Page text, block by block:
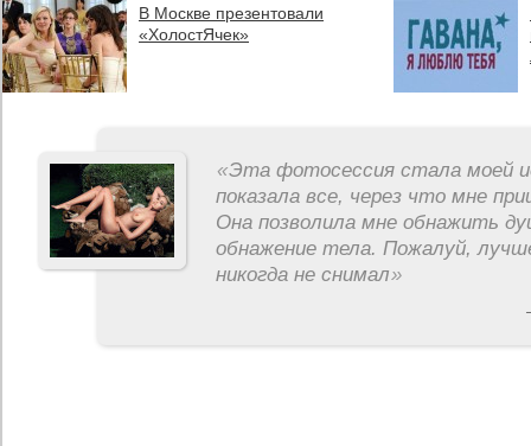
В Москве презентовали
«ХолостЯчек»
«Эта фотосессия стала моей
показала все, через что мне
Она позволила мне обнажить
обнажение тела. Пожалуй,
никогда не снимал»